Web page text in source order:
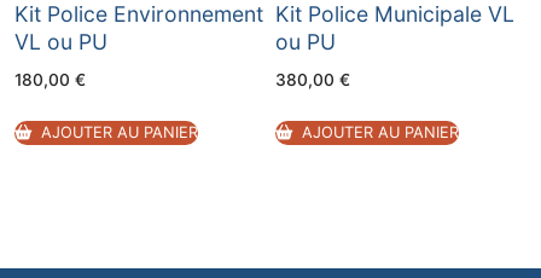
Kit Police Environnement
VL ou PU
180,00 €
AJOUTER AU PANIER
Kit Police Municipale VL
ou PU
380,00 €
AJOUTER AU PANIER